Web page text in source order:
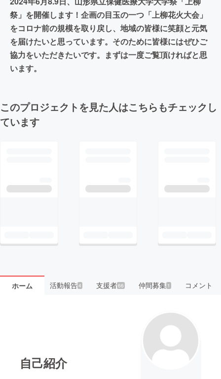
祭」を開催します！企画の目玉の一つ「上柳花火大会」
をコロナ前の規模を取り戻し、地域の皆様に笑顔と元気
を届けたいと思っています。そのために皆様にはぜひご
協力をいただきたいです。まずは一度ご覧頂ければと思
います。
このプロジェクトを見た人はこちらもチェックし
ています
ホーム 活動報告4 支援者66 仲間募集 1 コメント
自己紹介